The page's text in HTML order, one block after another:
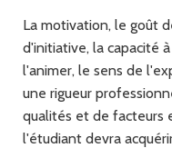
La motivation, le goût
d'initiative, la capacité
l'animer, le sens de
une rigueur
qualités et de facteurs
l'étudiant devra